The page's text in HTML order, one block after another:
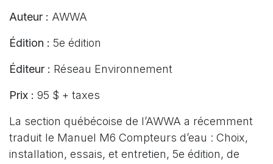
Auteur : AWWA
Édition : 5e édition
Éditeur : Réseau Environnement
Prix : 95 $ + taxes
La section québécoise de l’AWWA a récemment
traduit le Manuel M6 Compteurs d’eau : Choix,
installation, essais, et entretien, 5e édition, de